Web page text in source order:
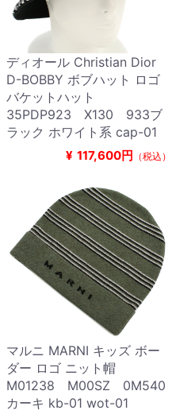
ディオール Christian Dior
D-BOBBY ボブハット ロゴ
バケットハット
35PDP923 X130 933ブ
ラック ホワイト系 cap-01
¥ 117,600円 （税込）
マルニ MARNI キッズ ボー
ダー ロゴ ニット帽
M01238 M00SZ 0M540
カーキ kb-01 wot-01